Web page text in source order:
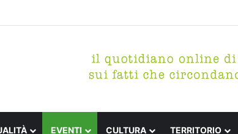
de l’Unità Certaldo
EVENTI CULTURA TERRITORIO